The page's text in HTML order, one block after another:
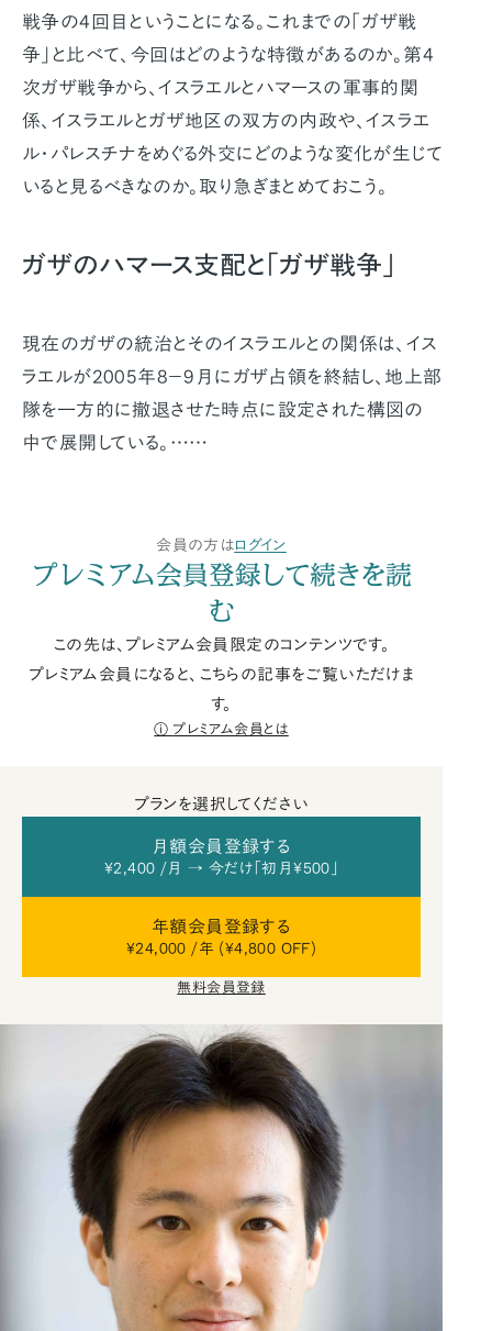
戦争の4回目ということになる。これまでの「ガザ戦
争」と比べて、今回はどのような特徴があるのか。第4
次ガザ戦争から、イスラエルとハマースの軍事的関
係、イスラエルとガザ地区の双方の内政や、イスラエ
ル・パレスチナをめぐる外交にどのような変化が生じて
いると見るべきなのか。取り急ぎまとめておこう。
ガザのハマース支配と「ガザ戦争」
現在のガザの統治とそのイスラエルとの関係は、イス
ラエルが2005年8−9月にガザ占領を終結し、地上部
隊を一方的に撤退させた時点に設定された構図の
中で展開している。……
会員の方はログイン
プレミアム会員登録して続きを読
む
この先は、プレミアム会員限定のコンテンツです。
プレミアム会員になると、こちらの記事をご覧いただけま
す。
プレミアム会員とは
プランを選択してください
月額会員登録する
¥2,400 /月 → 今だけ「初月¥500」
年額会員登録する
¥24,000 /年 (¥4,800 OFF)
無料会員登録